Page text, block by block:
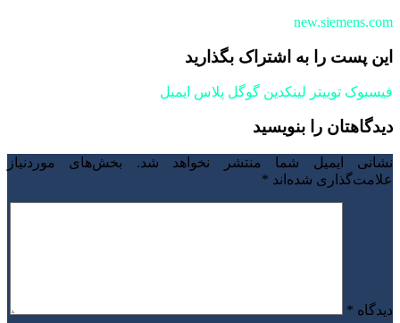
new.siemens.com
این پست را به اشتراک بگذارید
فیسبوک توییتر لینکدین گوگل پلاس ایمیل
دیدگاهتان را بنویسید
نشانی ایمیل شما منتشر نخواهد شد.
بخش‌های موردنیاز
علامت‌گذاری شده‌اند *
دیدگاه *